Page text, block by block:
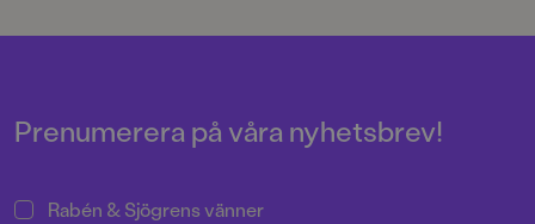
berätta om sitt ”drömjobb” i både
Prenumerera på våra nyhetsbrev!
Rabén & Sjögrens vänner